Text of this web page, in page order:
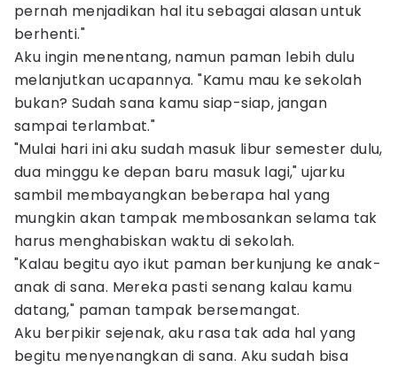
pernah menjadikan hal itu sebagai alasan untuk
berhenti."
Aku ingin menentang, namun paman lebih dulu
melanjutkan ucapannya. "Kamu mau ke sekolah
bukan? Sudah sana kamu siap-siap, jangan
sampai terlambat."
"Mulai hari ini aku sudah masuk libur semester dulu,
dua minggu ke depan baru masuk lagi," ujarku
sambil membayangkan beberapa hal yang
mungkin akan tampak membosankan selama tak
harus menghabiskan waktu di sekolah.
"Kalau begitu ayo ikut paman berkunjung ke anak-
anak di sana. Mereka pasti senang kalau kamu
datang," paman tampak bersemangat.
Aku berpikir sejenak, aku rasa tak ada hal yang
begitu menyenangkan di sana. Aku sudah bisa